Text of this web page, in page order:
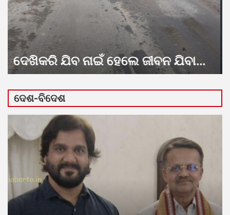
ନିଖୋଜ ମହିଳାଙ୍କ ଗଳିତ ଶବ ଉଦ୍ଧାର;
ତଦନ୍ତ ଜାରି
ଦେଶ-ବିଦେଶ